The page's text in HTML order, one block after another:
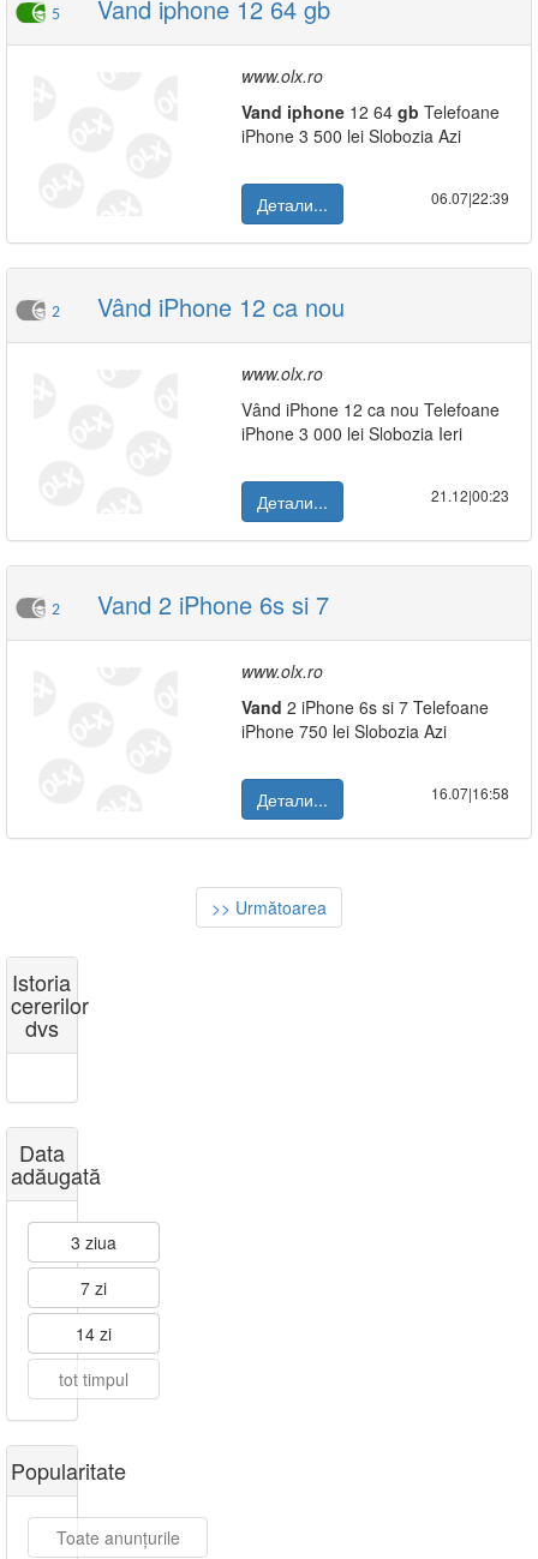
5 Vand iphone 12 64 gb
www.olx.ro
Vand iphone 12 64 gb Telefoane
iPhone 3 500 lei Slobozia Azi
Детали... 06.07|22:39
2 Vând iPhone 12 ca nou
www.olx.ro
Vând iPhone 12 ca nou Telefoane
iPhone 3 000 lei Slobozia Ieri
Детали... 21.12|00:23
2 Vand 2 iPhone 6s si 7
www.olx.ro
Vand 2 iPhone 6s si 7 Telefoane
iPhone 750 lei Slobozia Azi
Детали... 16.07|16:58
>> Următoarea
Istoria
cererilor
dvs
Data
adăugată
3 ziua
7 zi
14 zi
tot timpul
Popularitate
Toate anunțurile